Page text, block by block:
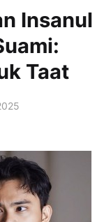
Insanul
Taat